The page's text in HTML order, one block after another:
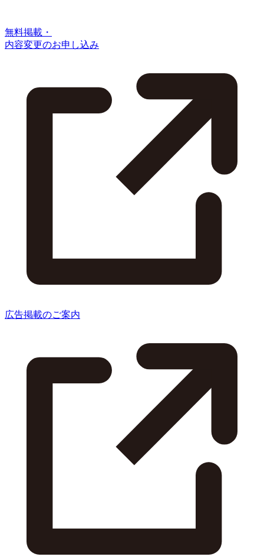
無料掲載・
内容変更のお申し込み
広告掲載のご案内